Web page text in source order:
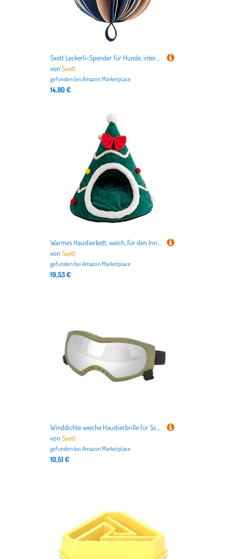
Sxett Leckerli-Spender für Hunde, interaktives Spielzeug, erhöht und Futterdosierung, langsames Füttern, Alternative zum langsamen Füttern, Schnüffelschnüffel, große Rassen
vonSxett
gefunden beiAmazon Marketplace
14,80 €
Warmes Haustierbett, weich, für den Innenbereich, halbgeschlossen, Höhlenzelt für Katzen, Kätzchen, Welpen, kleine Tiere, abnehmbares Kissen, Höhle, groß
vonSxett
gefunden beiAmazon Marketplace
19,53 €
Winddichte weiche Haustierbrille für Schneesporthunde Schneeschutz Augenschutz Augenbrille für heiße Jahreszeit
vonSxett
gefunden beiAmazon Marketplace
10,51 €